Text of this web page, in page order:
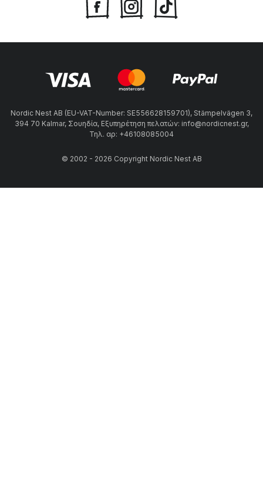
Nordic Nest AB (EU-VAT-Number: SE556628159701), Stämpelvägen 3,
394 70 Kalmar, Σουηδία, Εξυπηρέτηση πελατών: info@nordicnest.gr,
Τηλ. αρ: +46108085004
© 2002 - 2026 Copyright Nordic Nest AB